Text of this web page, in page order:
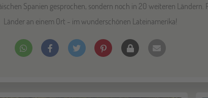
Spanien gesprochen, sondern noch in 20 weiteren Ländern.
Länder an einem Ort - im wunderschönen Lateinamerika!